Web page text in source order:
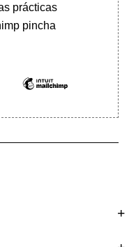
prácticas
pincha